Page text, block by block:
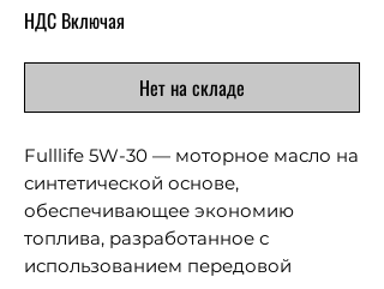
НДС Включая
Нет на складе
Fulllife 5W-30 — моторное масло на
синтетической основе,
обеспечивающее экономию
топлива, разработанное с
использованием передовой